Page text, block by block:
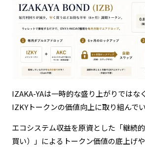
IZAKA-YAは一時的な盛り上がりではな
IZKYトークンの価値向上に取り組んでい
エコシステム収益を原資とした「継続
買い）」によるトークン価値の底上げ